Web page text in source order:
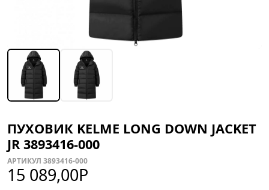
ПУХОВИК KELME LONG DOWN JACKET
JR 3893416-000
АРТИКУЛ 3893416-000
15 089,00Р